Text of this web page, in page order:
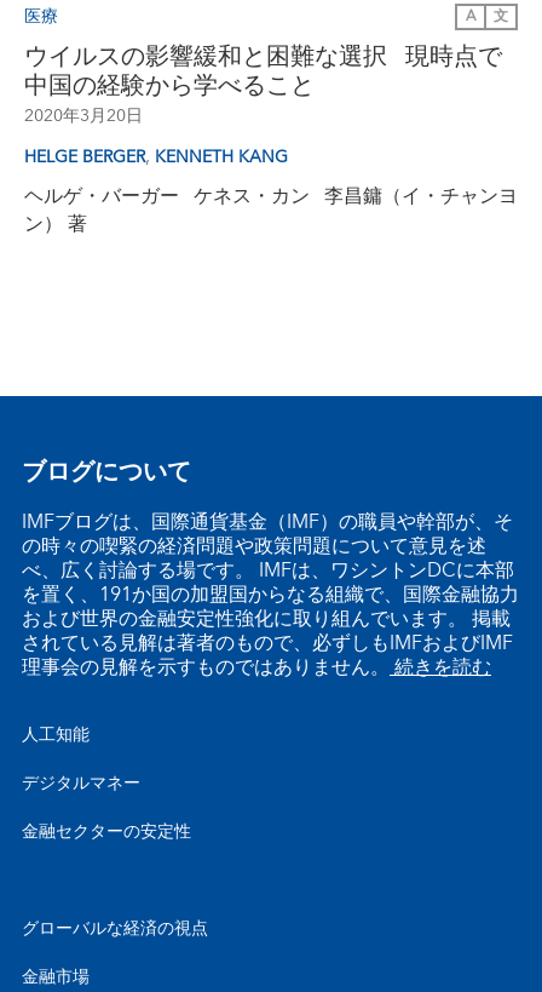
医療 A 文
ウイルスの影響緩和と困難な選択 現時点で
中国の経験から学べること
2020年3月20日
HELGE BERGER, KENNETH KANG
ヘルゲ・バーガー ケネス・カン 李昌鏞（イ・チャンヨ
ン） 著
ブログについて
IMFブログは、国際通貨基金（IMF）の職員や幹部が、そ
の時々の喫緊の経済問題や政策問題について意見を述
べ、広く討論する場です。 IMFは、ワシントンDCに本部
を置く、191か国の加盟国からなる組織で、国際金融協力
および世界の金融安定性強化に取り組んでいます。 掲載
されている見解は著者のもので、必ずしもIMFおよびIMF
理事会の見解を示すものではありません。 続きを読む
人工知能
デジタルマネー
金融セクターの安定性
グローバルな経済の視点
金融市場